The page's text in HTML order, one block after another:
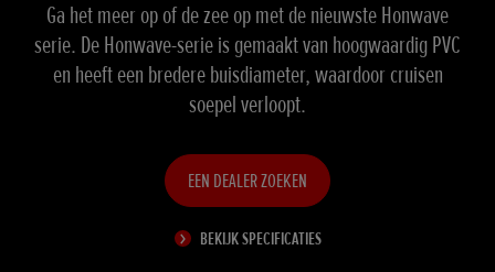
Ga het meer op of de zee op met de nieuwste Honwave
serie. De Honwave-serie is gemaakt van hoogwaardig PVC
en heeft een bredere buisdiameter, waardoor cruisen
soepel verloopt.
EEN DEALER ZOEKEN
BEKIJK SPECIFICATIES